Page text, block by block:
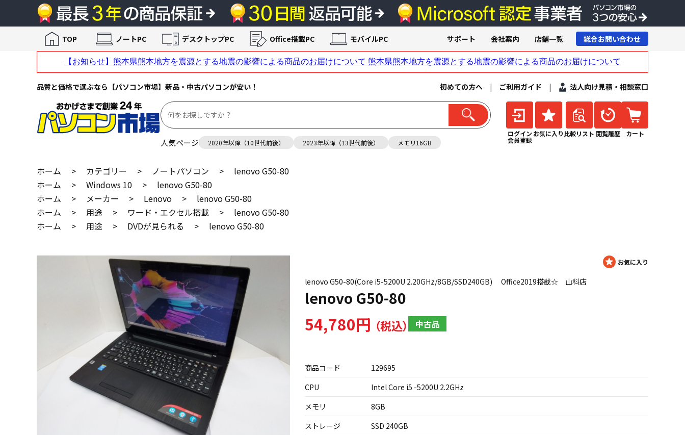
品質と価格で選ぶなら【パソコン市場】新品・中古パソコンが安い！ 初めての方へ | ご利用ガイド | 法人向け見積・相談窓口
人気ページ 2020年以降（10世代前後） 2023年以降（13世代前後） メモリ16GB
ログイン
会員登録
お気に入り 比較リスト 閲覧履歴 カート
TOP ノートPC デスクトップPC Office搭載PC モバイルPC サポート 会社案内 店舗一覧 総合お問い合わせ
ホーム > カテゴリー > ノートパソコン >
lenovo G50-80
ホーム
> Windows 10 >
lenovo G50-80
ホーム
> メーカー > Lenovo >
lenovo G50-80
ホーム
> 用途 > ワード・エクセル搭載 >
lenovo G50-80
ホーム
> 用途 > DVDが見られる > lenovo G50-80
lenovo G50-80(Core i5-5200U 2.20GHz/8GB/SSD240GB) Office2019搭載☆ 山科店
lenovo G50-80
54,780円 中古品
商品コード
129695
CPU
Intel Core i5 -5200U 2.2GHz
メモリ
8GB
ストレージ
SSD 240GB